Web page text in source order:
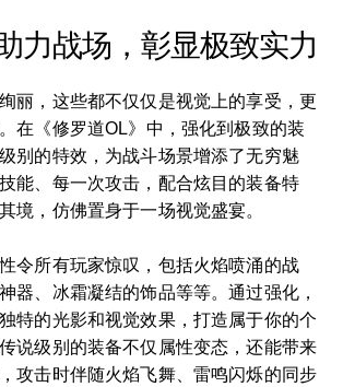
力战场，彰显极致实力
丽，这些都不仅仅是视觉上的享受，更
在《修罗道OL》中，强化到极致的装
别的特效，为战斗场景增添了无穷魅
能、每一次攻击，配合炫目的装备特
境，仿佛置身于一场视觉盛宴。
令所有玩家惊叹，包括火焰喷涌的战
器、冰霜凝结的饰品等等。通过强化，
特的光影和视觉效果，打造属于你的个
说级别的装备不仅属性变态，还能带来
攻击时伴随火焰飞舞、雷鸣闪烁的同步